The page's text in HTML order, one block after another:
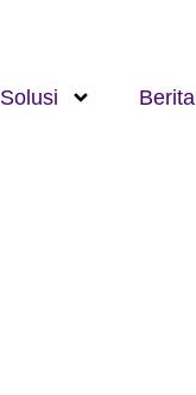
Solusi Berita